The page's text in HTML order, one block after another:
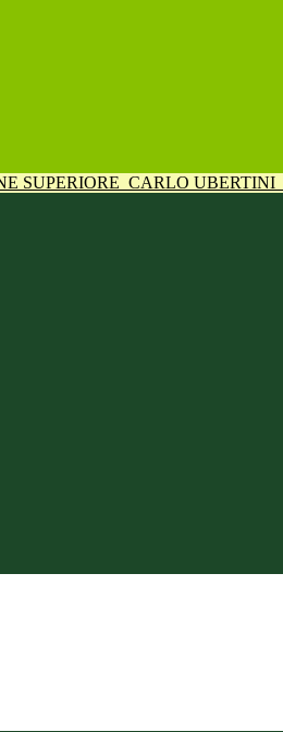
SUPERIORE CARLO UBERTINI